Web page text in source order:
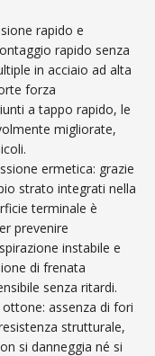
rapido e
rapido senza
in acciaio ad alta
forza
a tappo rapido, le
migliorate,
ermetica: grazie
strato integrati nella
terminale è
prevenire
instabile e
di frenata
senza ritardi.
assenza di fori
strutturale,
si danneggia né si